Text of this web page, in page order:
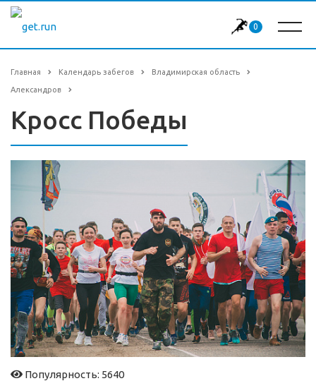
0
Главная Календарь забегов Владимирская область
Александров
Кросс Победы
Популярность: 5640